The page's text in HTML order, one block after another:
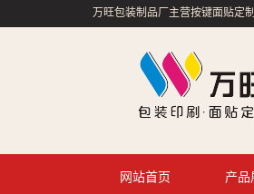
万旺包装制品厂主营按键面贴定
网站首页 产品